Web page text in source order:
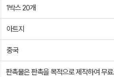
1박스 20개
아트지
중국
판촉물은 판촉을 목적으로 제작하여 무